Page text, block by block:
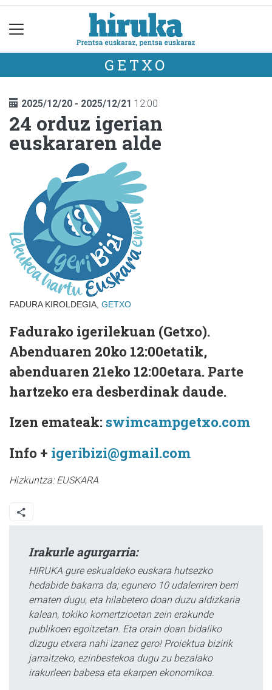
GETXO
2025/12/20 - 2025/12/21 12:00
24 orduz igerian
euskararen alde
FADURA KIROLDEGIA, GETXO
Fadurako igerilekuan (Getxo).
Abenduaren 20ko 12:00etatik,
abenduaren 21eko 12:00etara. Parte
hartzeko era desberdinak daude.
Izen emateak: swimcampgetxo.com
Info + igeribizi@gmail.com
Hizkuntza:EUSKARA
Irakurle agurgarria:
HIRUKA gure eskualdeko euskara hutsezko
hedabide bakarra da; egunero 10 udalerriren berri
ematen dugu, eta hilabetero doan duzu aldizkaria
kalean, tokiko komertzioetan zein erakunde
publikoen egoitzetan. Eta orain doan bidaliko
dizugu etxera nahi izanez gero! Proiektua bizirik
jarraitzeko, ezinbestekoa dugu zu bezalako
irakurleen babesa eta ekarpen ekonomikoa.